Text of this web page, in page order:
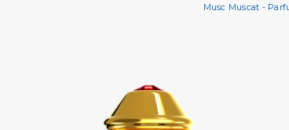
Musc Muscat -